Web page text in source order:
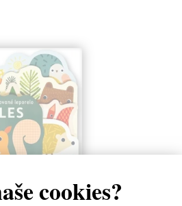
cookies?